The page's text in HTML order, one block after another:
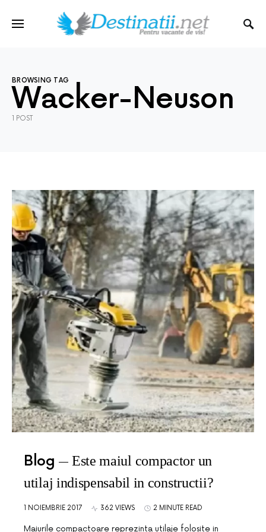
BROWSING TAG
Wacker-Neuson
1 POST
Blog
Este maiul compactor un
utilaj indispensabil in constructii?
1 NOIEMBRIE 2017 362 VIEWS 2 MINUTE READ
Maiurile compactoare reprezinta utilaje folosite in